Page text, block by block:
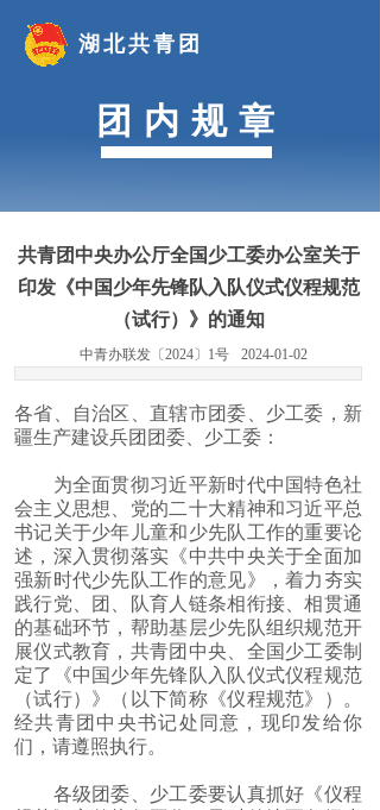
团内规章
湖北共青团
共青团中央办公厅全国少工委办公室关于
印发《中国少年先锋队入队仪式仪程规范
（试行）》的通知
中青办联发〔2024〕1号 2024-01-02
各省、自治区、直辖市团委、少工委，新
疆生产建设兵团团委、少工委：
为全面贯彻习近平新时代中国特色社
会主义思想、党的二十大精神和习近平总
书记关于少年儿童和少先队工作的重要论
述，深入贯彻落实《中共中央关于全面加
强新时代少先队工作的意见》，着力夯实
践行党、团、队育人链条相衔接、相贯通
的基础环节，帮助基层少先队组织规范开
展仪式教育，共青团中央、全国少工委制
定了《中国少年先锋队入队仪式仪程规范
（试行）》（以下简称《仪程规范》）。
经共青团中央书记处同意，现印发给你
们，请遵照执行。
各级团委、少工委要认真抓好《仪程